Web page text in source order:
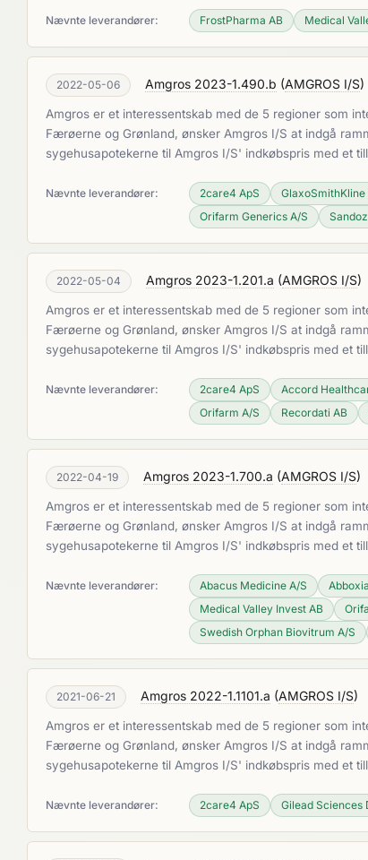
Nævnte leverandører: FrostPharma AB Medical
2022-05-06 Amgros 2023-1.490.b (AMGROS I/S)
Amgros er et interessentskab med de 5 regioner som
Færøerne og Grønland, ønsker Amgros I/S at indgå
sygehusapotekerne til Amgros I/S' indkøbspris med et
Nævnte leverandører: 2care4 ApS
Orifarm Generics A/S
2022-05-04 Amgros 2023-1.201.a (AMGROS I/S)
Amgros er et interessentskab med de 5 regioner som
Færøerne og Grønland, ønsker Amgros I/S at indgå
sygehusapotekerne til Amgros I/S' indkøbspris med et
Nævnte leverandører: 2care4 ApS Accord
Orifarm A/S
Recordati AB
2022-04-19 Amgros 2023-1.700.a (AMGROS I/S)
Amgros er et interessentskab med de 5 regioner som
Færøerne og Grønland, ønsker Amgros I/S at indgå
sygehusapotekerne til Amgros I/S' indkøbspris med et
Nævnte leverandører: Abacus Medicine A/S
Medical Valley Invest AB
Swedish Orphan Biovitrum A/S
2021-06-21 Amgros 2022-1.1101.a (AMGROS I/S)
Amgros er et interessentskab med de 5 regioner som
Færøerne og Grønland, ønsker Amgros I/S at indgå
sygehusapotekerne til Amgros I/S' indkøbspris med et
Nævnte leverandører: 2care4 ApS Gilead Sciences